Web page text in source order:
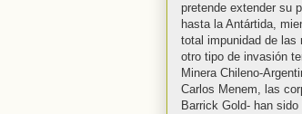
pretende extender su
hasta la Antártida,
total impunidad de las
otro tipo de invasión
Minera Chileno-
Carlos Menem, las
Barrick Gold- han